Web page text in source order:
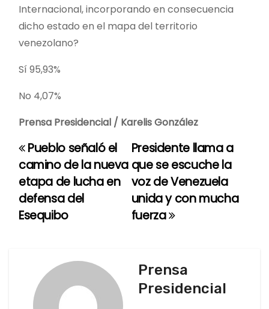
Internacional, incorporando en consecuencia
dicho estado en el mapa del territorio
venezolano?
Sí 95,93%
No 4,07%
Prensa Presidencial / Karelis González
N
a
v
Presidente llama a
que se escuche la
voz de Venezuela
unida y con mucha
fuerza
Pueblo señaló el
camino de la nueva
etapa de lucha en
defensa del
Esequibo
Prensa
Presidencial